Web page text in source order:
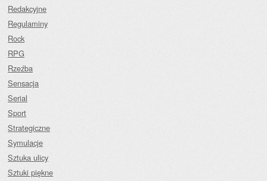
Redakcyjne
Regulaminy
Rock
RPG
Rzeźba
Sensacja
Serial
Sport
Strategiczne
Symulacje
Sztuka ulicy
Sztuki piękne